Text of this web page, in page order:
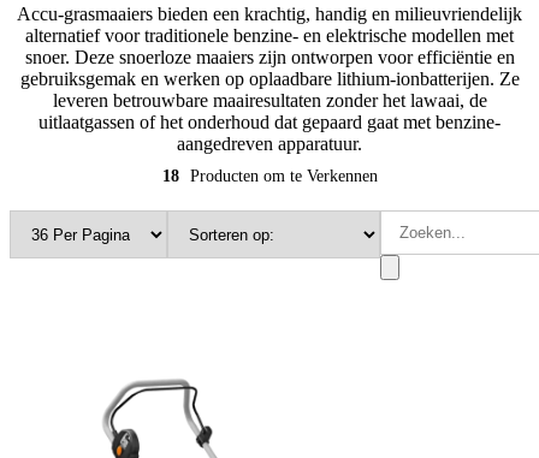
Accu-grasmaaiers bieden een krachtig, handig en milieuvriendelijk
alternatief voor traditionele benzine- en elektrische modellen met
snoer. Deze snoerloze maaiers zijn ontworpen voor efficiëntie en
gebruiksgemak en werken op oplaadbare lithium-ionbatterijen. Ze
leveren betrouwbare maairesultaten zonder het lawaai, de
uitlaatgassen of het onderhoud dat gepaard gaat met benzine-
aangedreven apparatuur.
18 Producten om te Verkennen